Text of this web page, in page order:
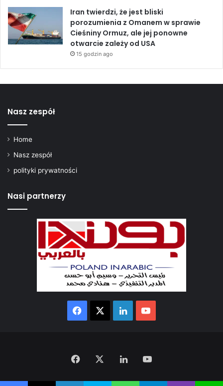
Iran twierdzi, że jest bliski
porozumienia z Omanem w sprawie
Cieśniny Ormuz, ale jej ponowne
otwarcie zależy od USA
15 godzin ago
Nasz zespół
Home
Nasz zespół
polityki prywatności
Nasi partnerzy
Facebook LinkedIn
Facebook LinkedIn